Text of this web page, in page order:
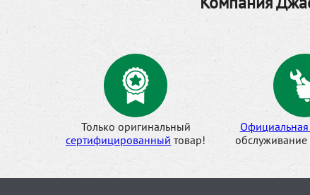
Только оригинальный
сертифицированный товар!
Официальная
обслуживание